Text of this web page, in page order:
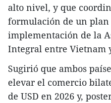
alto nivel, y que
formulación de un plan
implementación de la
Integral entre Vietnam
Sugirió que ambos
elevar el comercio
de USD en 2026 y,